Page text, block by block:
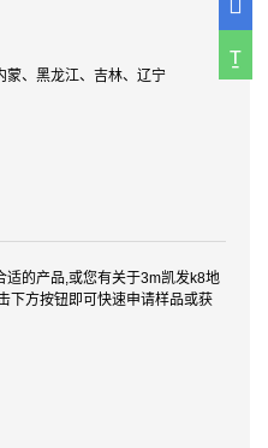
蒙、黑龙江、吉林、辽宁
适的产品,或您有关于3m凯发k8地
下方按钮即可快速申请样品或获 cn_bonding_contactbar_phone